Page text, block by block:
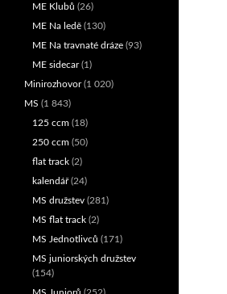
ME Klubů (26)
ME Na ledě (130)
ME Na travnaté dráze (93)
ME sidecar(1)
Minirozhovor(1 020)
MS (1 843)
125 ccm (18)
250 ccm (50)
flat track (2)
kalendář(24)
MS družstev (281)
MS flat track (2)
MS Jednotlivců (171)
MS juniorských družstev
(154)